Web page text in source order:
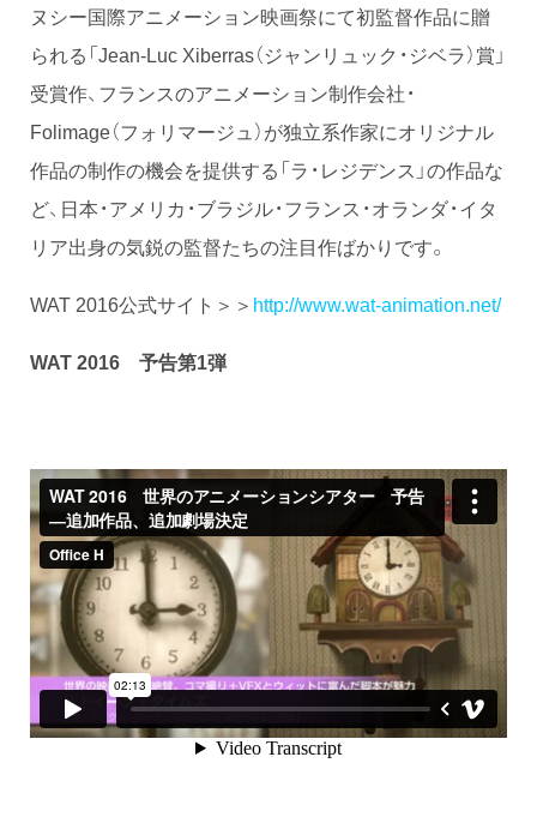
ヌシー国際アニメーション映画祭にて初監督作品に贈
られる「Jean-Luc Xiberras（ジャンリュック・ジベラ）賞」
受賞作、フランスのアニメーション制作会社・
Folimage（フォリマージュ）が独立系作家にオリジナル
作品の制作の機会を提供する「ラ・レジデンス」の作品な
ど、日本・アメリカ・ブラジル・フランス・オランダ・イタ
リア出身の気鋭の監督たちの注目作ばかりです。
WAT 2016公式サイト＞＞ http://www.wat-animation.net/
WAT 2016 予告第1弾